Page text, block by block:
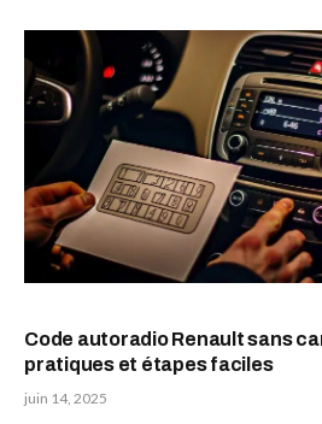
Code autoradio Renault sans
pratiques et étapes faciles
juin 14, 2025